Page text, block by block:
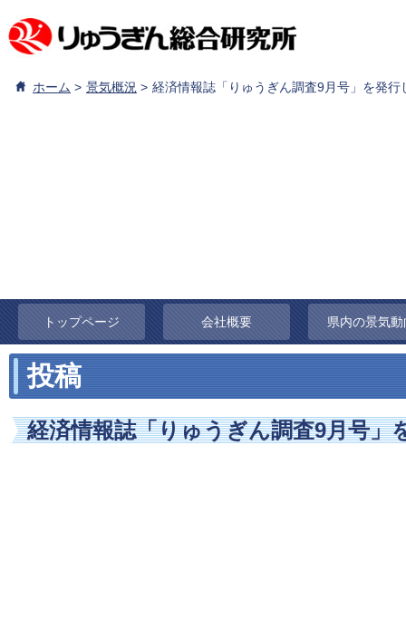
ホーム 景気概況 経済情報誌「りゅうぎん調査9月号」を発行
トップページ 会社概要 県内の景気動
投稿
経済情報誌「りゅうぎん調査9月号」